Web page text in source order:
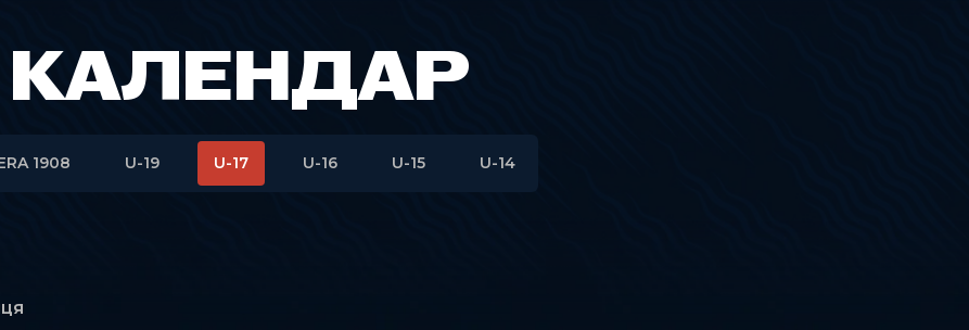
КАЛЕНДАР
1908 U-19 U-17 U-16 U-15 U-14